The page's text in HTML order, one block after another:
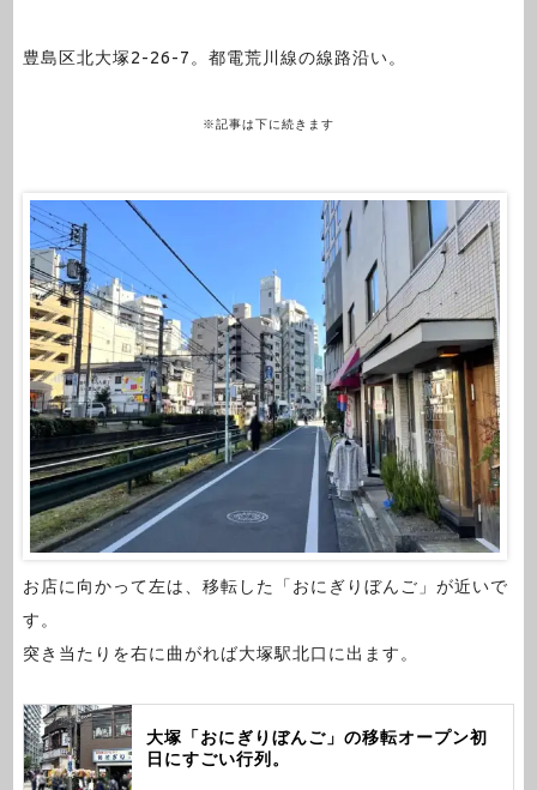
豊島区北大塚2-26-7。都電荒川線の線路沿い。
※記事は下に続きます
お店に向かって左は、移転した「おにぎりぼんご」が近いで
す。
突き当たりを右に曲がれば大塚駅北口に出ます。
大塚「おにぎりぼんご」の移転オープン初
日にすごい行列。